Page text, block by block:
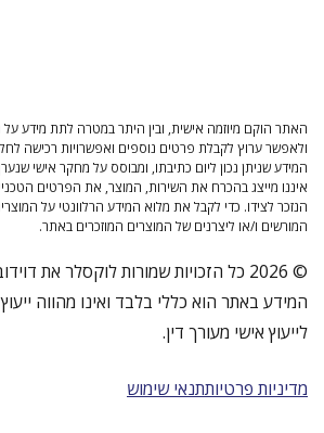
האתר הוקם מיוזמה אישית, ובין היתר במטרה לתת מידע
ולאפשר ערוץ לקבלת פרטים נוספים ואפשרויות רכישה
המידע שניתן נכון ליום כתיבתו, ומבוסס על מחקר אישי
איננו מייצג בהכרח את השירות, המוצר, את הפרטים
הנזכר לצידו. כדי לקבל את מלוא המידע הרלוונטי על
המורשים ו/או ליצרנים של המוצרים המוזכרים באתר.
© 2026 כל הזכויות שמורות לוקסלר את דוידוביץ'
המידע באתר הוא כללי בלבד ואינו מהווה
לייעוץ אישי מעורך דין.
מדיניות פרטיותתנאי שימוש